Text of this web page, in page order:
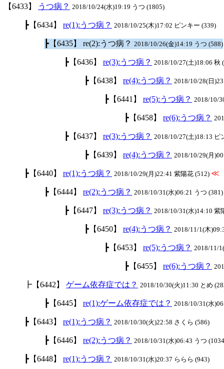
【6433】 うつ病？ 2018/10/24(水)19:19 うつ (1805)
┣【6434】 re(1):うつ病？ 2018/10/25(木)17:02 ピンキー (339)
┣【6435】 re(2):うつ病？ 2018/10/26(金)14:19 うつ (588)
┣【6436】 re(3):うつ病？ 2018/10/27(土)18:06 秋
┣【6438】 re(4):うつ病？ 2018/10/28(日
┣【6441】 re(5):うつ病？ 2018/10/
┣【6458】 re(6):うつ病？
┣【6437】 re(3):うつ病？ 2018/10/27(土)18:13 ピ
┣【6439】 re(4):うつ病？ 2018/10/29(月
┣【6440】 re(1):うつ病？ 2018/10/29(月)22:41 紫陽花 (512) ≪
┣【6444】 re(2):うつ病？ 2018/10/31(水)06:21 うつ (381)
┣【6447】 re(3):うつ病？ 2018/10/31(水)14:10 紫
┣【6450】 re(4):うつ病？ 2018/11/1(木
┣【6453】 re(5):うつ病？ 2018/11/
┣【6455】 re(6):うつ病？
┣【6442】 ゲーム依存症では？ 2018/10/30(火)11:30 とめ
┣【6445】 re(1):ゲーム依存症では？ 2018/10/31(水
┣【6443】 re(1):うつ病？ 2018/10/30(火)22:58 さくら (586)
┣【6446】 re(2):うつ病？ 2018/10/31(水)06:43 うつ
┣【6448】 re(1):うつ病？ 2018/10/31(水)20:37 ららら (943)